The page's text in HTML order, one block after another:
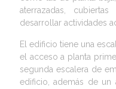
aterrazadas,
desarrollar actividades
El edificio tiene una
el acceso a planta
segunda escalera de
edificio, además de un